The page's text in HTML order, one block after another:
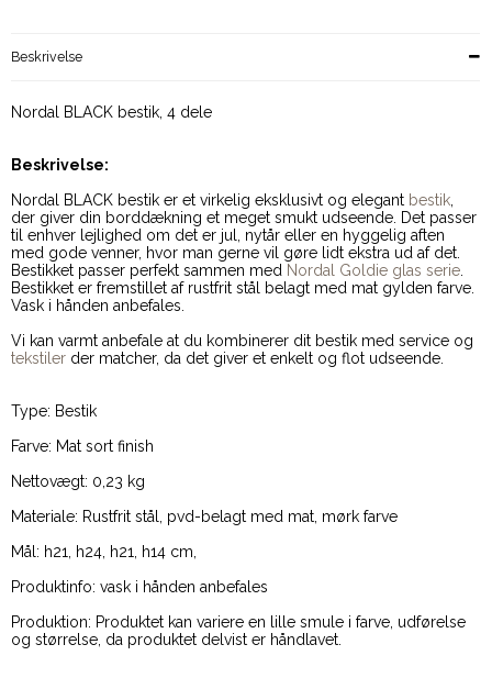
Beskrivelse
Nordal BLACK bestik, 4 dele
Beskrivelse:
Nordal BLACK bestik er et virkelig eksklusivt og elegant bestik
der giver din borddækning et meget smukt udseende. Det passer
til enhver lejlighed om det er jul, nytår eller en hyggelig aften
med gode venner, hvor man gerne vil gøre lidt ekstra ud af det.
Bestikket passer perfekt sammen med Nordal Goldie glas serie
Bestikket er fremstillet af rustfrit stål belagt med mat gylden farve.
Vask i hånden anbefales.
Vi kan varmt anbefale at du kombinerer dit bestik med service og
tekstiler der matcher, da det giver et enkelt og flot udseende.
Type: Bestik
Farve: Mat sort finish
Nettovægt: 0,23 kg
Materiale: Rustfrit stål, pvd-belagt med mat, mørk farve
Mål: h21, h24, h21, h14 cm,
Produktinfo: vask i hånden anbefales
Produktion: Produktet kan variere en lille smule i farve, udførelse
og størrelse, da produktet delvist er håndlavet.